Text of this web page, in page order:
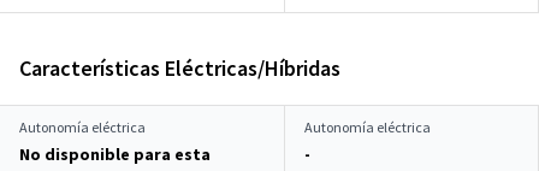
Características Eléctricas/Híbridas
Autonomía eléctrica
No disponible para esta
Autonomía eléctrica
-